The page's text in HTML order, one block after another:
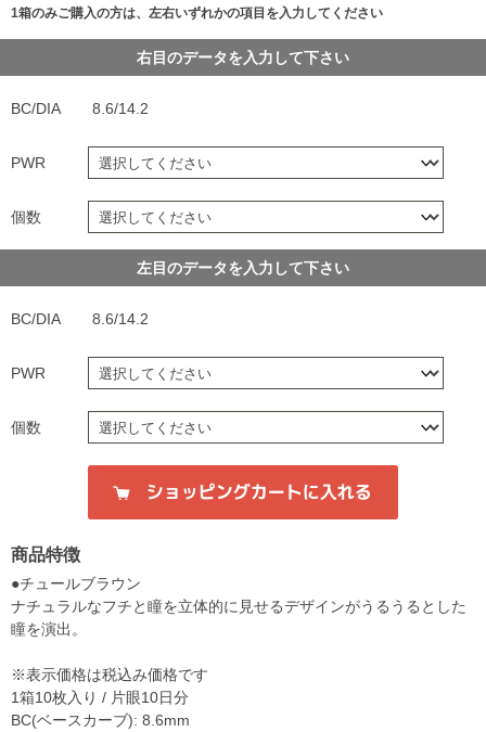
1箱のみご購入の方は、左右いずれかの項目を入力してください
右目のデータを入力して下さい
BC/DIA 8.6/14.2
PWR
個数
左目のデータを入力して下さい
BC/DIA 8.6/14.2
PWR
個数
商品特徴
●チュールブラウン
ナチュラルなフチと瞳を立体的に見せるデザインがうるうるとした
瞳を演出。
※表示価格は税込み価格です
1箱10枚入り / 片眼10日分
BC(ベースカーブ): 8.6mm